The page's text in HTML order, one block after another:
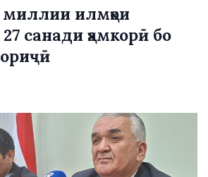
илмҳои
санади ҳамкорӣ бо